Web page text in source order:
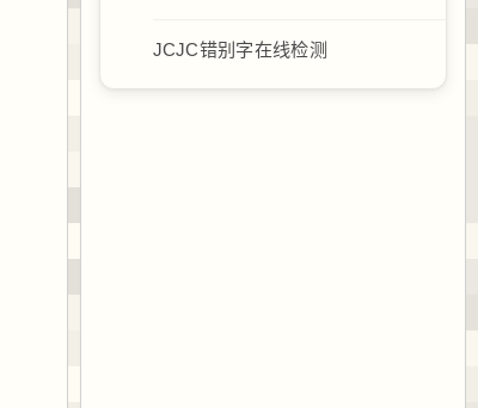
JCJC错别字在线检测